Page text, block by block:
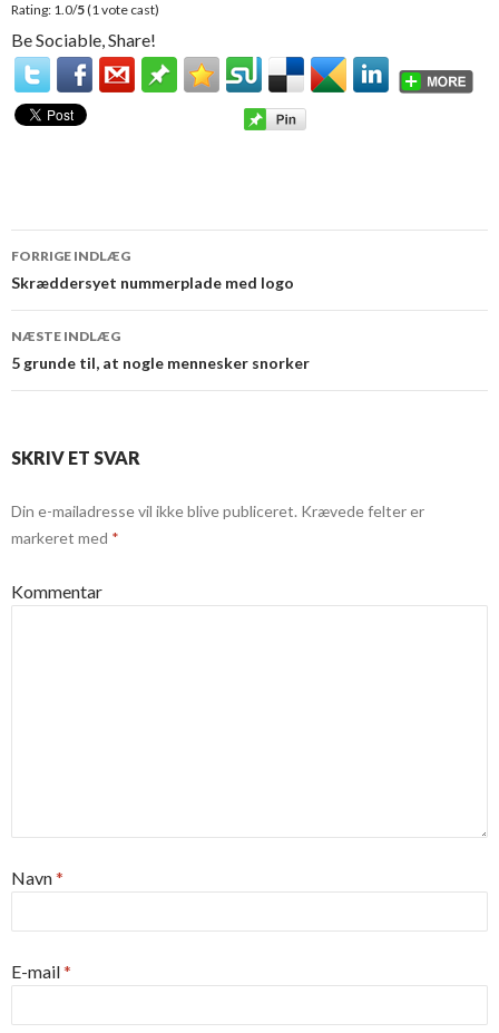
Rating: 1.0/5(1 vote cast)
Be Sociable, Share!
Indlæg
navigation
FORRIGE INDLÆG
Skræddersyet nummerplade med logo
NÆSTE INDLÆG
5 grunde til, at nogle mennesker snorker
SKRIV ET SVAR
Din e-mailadresse vil ikke blive publiceret. Krævede felter er
markeret med *
Kommentar
Navn*
E-mail*